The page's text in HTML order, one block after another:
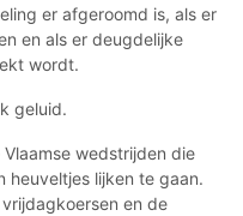
er afgeroomd is, als er
en als er deugdelijke
wordt.
geluid.
wedstrijden die
heuveltjes lijken te gaan.
en de